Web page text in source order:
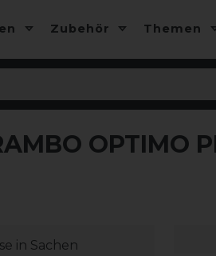
Zubehör Themen
OPTIMO
in Sachen